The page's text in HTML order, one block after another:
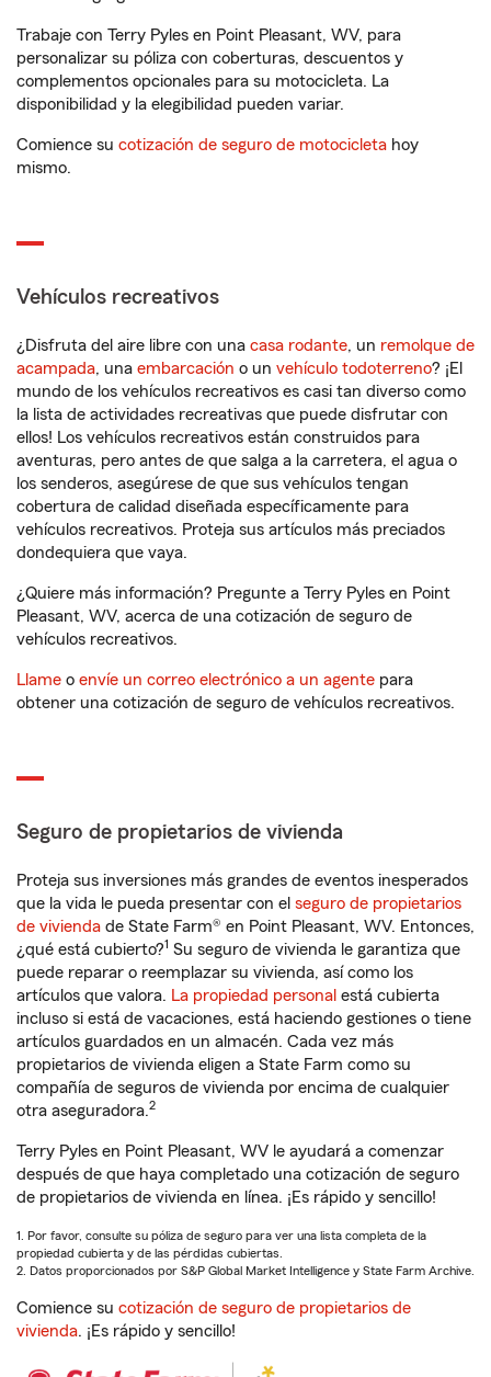
Trabaje con Terry Pyles en Point Pleasant, WV, para
personalizar su póliza con coberturas, descuentos y
complementos opcionales para su motocicleta. La
disponibilidad y la elegibilidad pueden variar.
Comience su cotización de seguro de motocicleta hoy
mismo.
Vehículos recreativos
¿Disfruta del aire libre con una casa rodante, un remolque de
acampada, una embarcación o un vehículo todoterreno? ¡El
mundo de los vehículos recreativos es casi tan diverso como
la lista de actividades recreativas que puede disfrutar con
ellos! Los vehículos recreativos están construidos para
aventuras, pero antes de que salga a la carretera, el agua o
los senderos, asegúrese de que sus vehículos tengan
cobertura de calidad diseñada específicamente para
vehículos recreativos. Proteja sus artículos más preciados
dondequiera que vaya.
¿Quiere más información? Pregunte a Terry Pyles en Point
Pleasant, WV, acerca de una cotización de seguro de
vehículos recreativos.
Llame o envíe un correo electrónico a un agente para
obtener una cotización de seguro de vehículos recreativos.
Seguro de propietarios de vivienda
Proteja sus inversiones más grandes de eventos inesperados
que la vida le pueda presentar con el seguro de propietarios
de vivienda de State Farm® en Point Pleasant, WV. Entonces,
¿qué está cubierto?1 Su seguro de vivienda le garantiza que
puede reparar o reemplazar su vivienda, así como los
artículos que valora. La propiedad personal está cubierta
incluso si está de vacaciones, está haciendo gestiones o tiene
artículos guardados en un almacén. Cada vez más
propietarios de vivienda eligen a State Farm como su
compañía de seguros de vivienda por encima de cualquier
otra aseguradora.2
Terry Pyles en Point Pleasant, WV le ayudará a comenzar
después de que haya completado una cotización de seguro
de propietarios de vivienda en línea. ¡Es rápido y sencillo!
1. Por favor, consulte su póliza de seguro para ver una lista completa de la
propiedad cubierta y de las pérdidas cubiertas.
2. Datos proporcionados por S&P Global Market Intelligence y State Farm Archive.
Comience su cotización de seguro de propietarios de
vivienda. ¡Es rápido y sencillo!